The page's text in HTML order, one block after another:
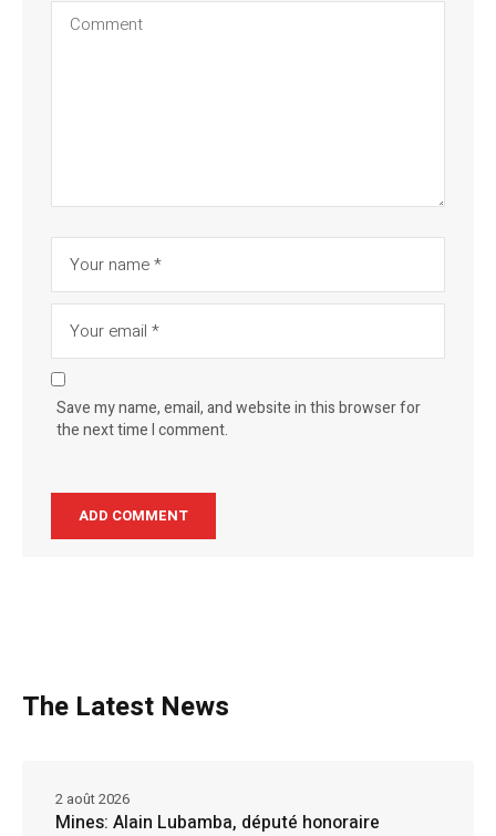
Save my name, email, and website in this browser for
the next time I comment.
The Latest News
Mines: Alain Lubamba, député honoraire
2 août 2026